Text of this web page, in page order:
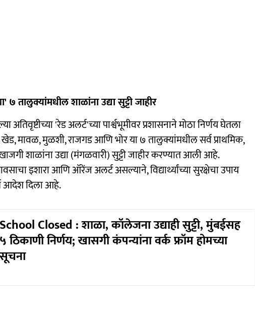
७ तालुक्यांमधील शाळांना उद्या सुट्टी जाहीर
अतिवृष्टीच्या 'रेड अलर्ट'च्या पार्श्वभूमीवर प्रशासनाने मोठा निर्णय घेतला
मावळ, मुळशी, राजगड आणि भोर या ७ तालुक्यांमधील सर्व प्राथमिक,
शाळांना उद्या (मंगळवारी) सुट्टी जाहीर करण्यात आली आहे.
इशारा आणि ऑरेंज अलर्ट असल्याने, विद्यार्थ्यांच्या सुरक्षेचा उपाय
आदेश दिला आहे.
School Closed : शाळा, कॉलेजना उद्याही सुट्टी, मुंबईसह
५ ठिकाणी निर्णय; खासगी कंपन्यांना वर्क फ्रॉम होमच्या